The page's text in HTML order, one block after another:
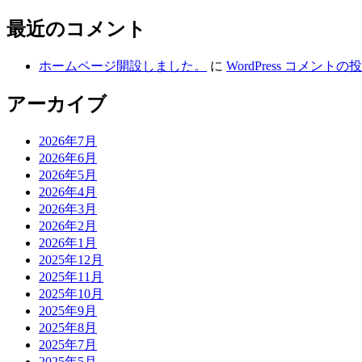
最近のコメント
ホームページ開設しました。 に WordPress コメントの
アーカイブ
2026年7月
2026年6月
2026年5月
2026年4月
2026年3月
2026年2月
2026年1月
2025年12月
2025年11月
2025年10月
2025年9月
2025年8月
2025年7月